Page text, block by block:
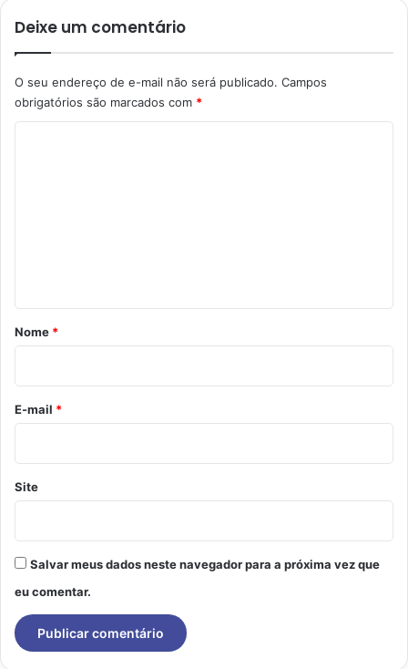
Deixe um comentário
O seu endereço de e-mail não será publicado. Campos
obrigatórios são marcados com *
r
i
o
*
Nome *
E-mail *
Site
Salvar meus dados neste navegador para a próxima vez que
eu comentar.